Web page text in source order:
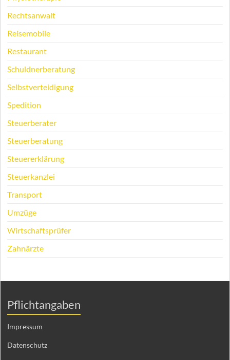
Rechtsanwalt
Reisemobile
Restaurant
Schuldnerberatung
Selbstverteidigung
Spedition
Steuerberater
Steuerberatung
Steuererklärung
Steuerkanzlei
Transport
Umzüge
Wirtschaftsprüfer
Zahnärzte
Pflichtangaben
Impressum
Datenschutz